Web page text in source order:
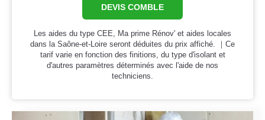
DEVIS COMBLE
Les aides du type CEE, Ma prime Rénov' et aides locales
dans la Saône-et-Loire seront déduites du prix affiché. ｜Ce
tarif varie en fonction des finitions, du type d'isolant et
d'autres paramètres déterminés avec l'aide de nos
techniciens.